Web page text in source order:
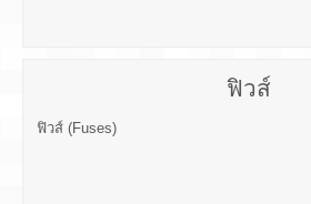
ฟิวส์
ฟิวส์ (Fuses)